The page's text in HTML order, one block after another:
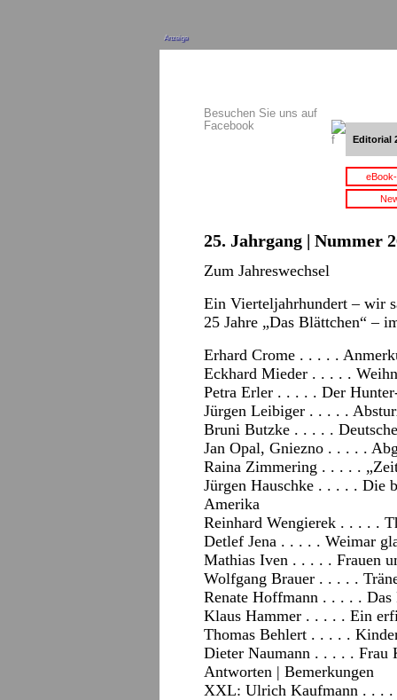
Anzeige
Besuchen Sie uns auf
Facebook
Editorial
25. Jahrgang | Nummer
Zum Jahreswechsel
Ein Vierteljahrhundert – wir
25 Jahre „Das Blättchen“ –
Erhard Crome . . . . .
Eckhard Mieder . . . . .
Petra Erler . . . . . Der
Jürgen Leibiger . . . . .
Bruni Butzke . . . . .
Jan Opal, Gniezno . . . . .
Raina Zimmering . . . . .
Jürgen Hauschke . . . . . Die
Amerika
Reinhard Wengierek . . . . .
Detlef Jena . . . . . Weimar
Mathias Iven . . . . . Frauen
Wolfgang Brauer . . . . .
Renate Hoffmann . . . . . Das
Klaus Hammer . . . . . Ein
Thomas Behlert . . . . .
Dieter Naumann . . . . . Frau
Antworten | Bemerkungen
XXL: Ulrich Kaufmann . . . .